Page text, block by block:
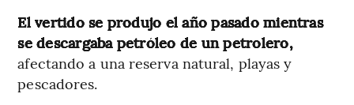
El vertido se produjo el año pasado mientras
se descargaba petróleo de un petrolero,
afectando a una reserva natural, playas y
pescadores.